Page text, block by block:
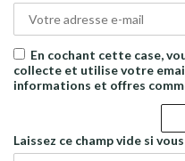
En cochant cette case,
collecte et utilise votre
informations et offres
Laissez ce champ vide si